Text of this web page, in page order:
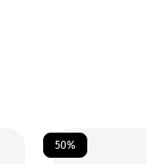
50%